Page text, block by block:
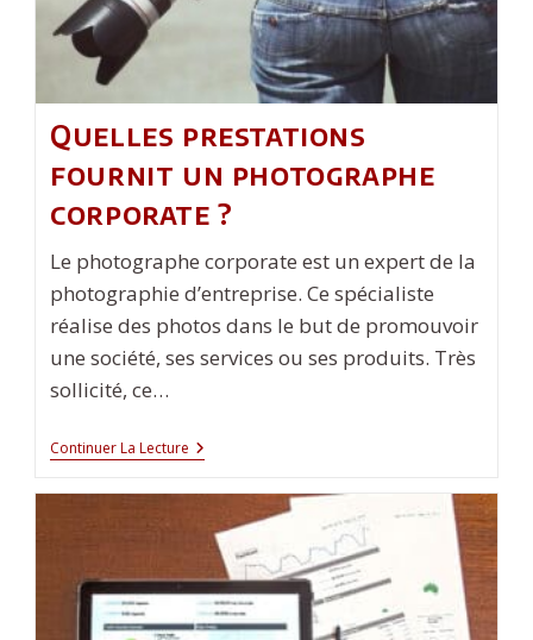
Quelles prestations
fournit un photographe
corporate ?
Le photographe corporate est un expert de la
photographie d’entreprise. Ce spécialiste
réalise des photos dans le but de promouvoir
une société, ses services ou ses produits. Très
sollicité, ce…
Continuer La Lecture Quelles
Prestations
Photographe
Corporate